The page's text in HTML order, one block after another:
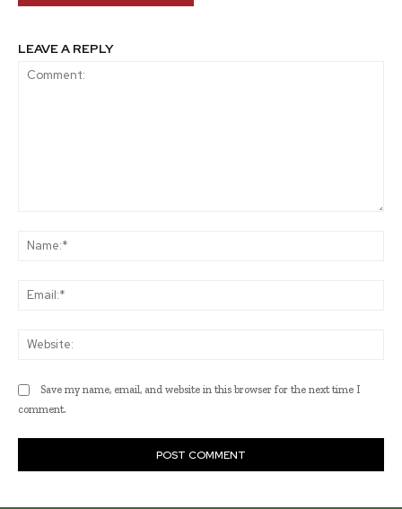
LEAVE A REPLY
Save my name, email, and website in this browser for the next time I
comment.